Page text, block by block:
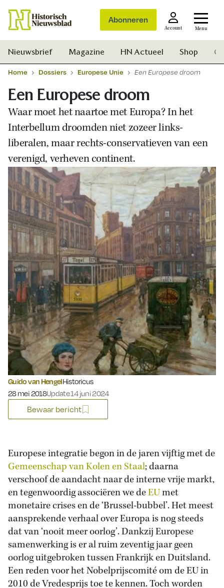
Abonneren
Account Menu
Zoek
Nieuwsbrief Magazine HN Actueel Shop
Home Dossiers Europese Unie Een Europese droom
Een Europese droom
Waar moet het naartoe met Europa? In het
Interbellum droomden niet zozeer links-
liberalen, maar rechts-conservatieven van een
verenigd, verheven continent.
Guido van HengelHistoricus
Gepubliceerd op:
28 mei 2018Update 14 juni 2024
Bewaar bericht
Europese integratie begon in de jaren vijftig met de
Gemeenschap van Kolen en Staal; daarna
verschoof de aandacht naar de interne vrije markt,
en tegenwoordig associëren we deEUmet
monetaire crises en de ‘Brussel-bubbel’. Het meest
aansprekende verhaal over Europa is nog steeds
dat van ‘nooit meer oorlog’. Dankzij Europese
samenwerking is er al ruim zeventig jaar geen
oorlog uitgebroken tussen Frankrijk en Duitsland.
Een reden voor het Nobelprijscomité om de EU in
2010 de Vredesprijs toe te kennen. Toch worden